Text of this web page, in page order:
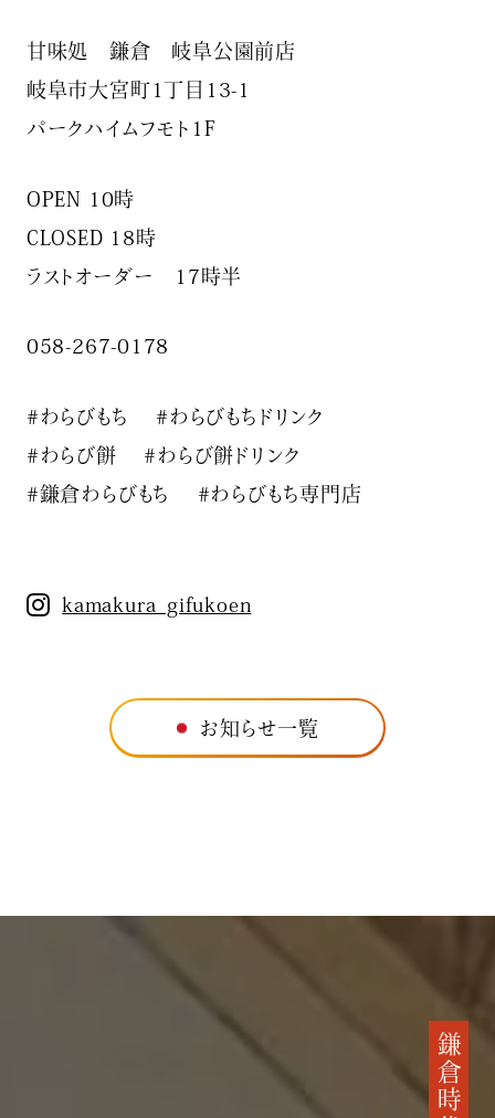
甘味処 鎌倉 岐阜公園前店
岐阜市大宮町1丁目13-1
パークハイムフモト1F
OPEN 10時
CLOSED 18時
ラストオーダー 17時半
058-267-0178
#わらびもち #わらびもちドリンク
#わらび餅 #わらび餅ドリンク
#鎌倉わらびもち #わらびもち専門店
kamakura_gifukoen
お知らせ一覧